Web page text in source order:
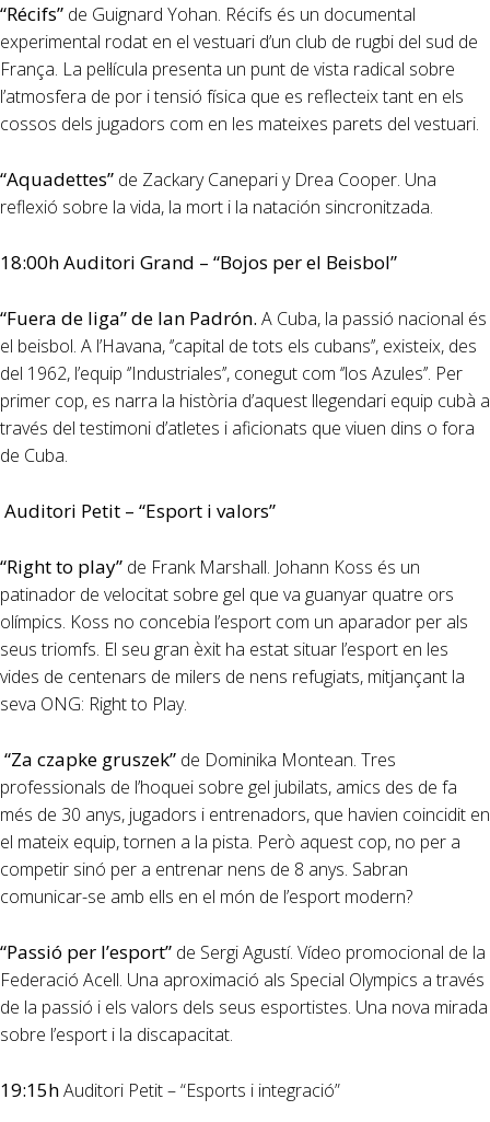
“Récifs” de Guignard Yohan. Récifs és un documental
experimental rodat en el vestuari d’un club de rugbi del sud de
França. La pel·lícula presenta un punt de vista radical sobre
l’atmosfera de por i tensió física que es reflecteix tant en els
cossos dels jugadors com en les mateixes parets del vestuari.
“Aquadettes” de Zackary Canepari y Drea Cooper. Una
reflexió sobre la vida, la mort i la natación sincronitzada.
18:00h Auditori Grand – “Bojos per el Beisbol”
“Fuera de liga” de Ian Padrón. A Cuba, la passió nacional és
el beisbol. A l’Havana, ‘’capital de tots els cubans’’, existeix, des
del 1962, l’equip ‘’Industriales’’, conegut com ‘’los Azules’’. Per
primer cop, es narra la història d’aquest llegendari equip cubà a
través del testimoni d’atletes i aficionats que viuen dins o fora
de Cuba.
Auditori Petit – “Esport i valors”
“Right to play” de Frank Marshall. Johann Koss és un
patinador de velocitat sobre gel que va guanyar quatre ors
olímpics. Koss no concebia l’esport com un aparador per als
seus triomfs. El seu gran èxit ha estat situar l’esport en les
vides de centenars de milers de nens refugiats, mitjançant la
seva ONG: Right to Play.
“Za czapke gruszek” de Dominika Montean. Tres
professionals de l’hoquei sobre gel jubilats, amics des de fa
més de 30 anys, jugadors i entrenadors, que havien coincidit en
el mateix equip, tornen a la pista. Però aquest cop, no per a
competir sinó per a entrenar nens de 8 anys. Sabran
comunicar-se amb ells en el món de l’esport modern?
“Passió per l’esport” de Sergi Agustí. Vídeo promocional de la
Federació Acell. Una aproximació als Special Olympics a través
de la passió i els valors dels seus esportistes. Una nova mirada
sobre l’esport i la discapacitat.
19:15hAuditori Petit – “Esports i integració”